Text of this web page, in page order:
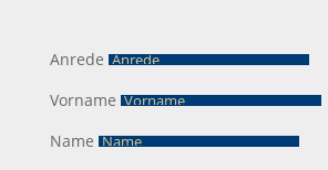
Anrede
Vorname
Name